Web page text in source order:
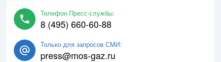
Телефон Пресс-службы:
8 (495) 660-60-88
Только для запросов СМИ:
press@mos-gaz.ru